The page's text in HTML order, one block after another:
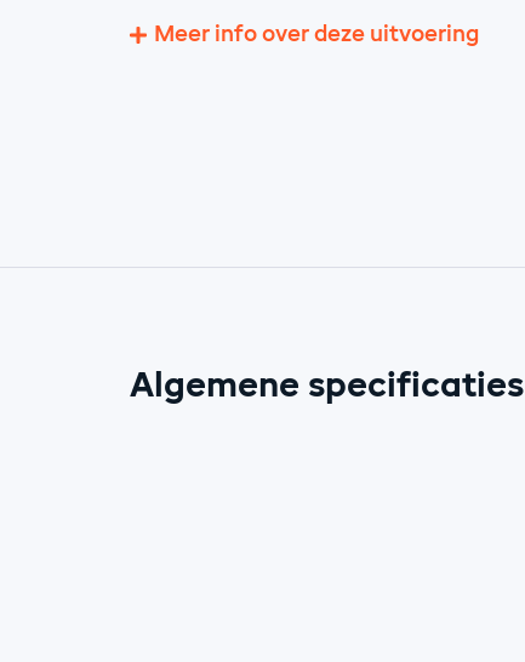
Meer info over deze uitvoering
Algemene specificaties